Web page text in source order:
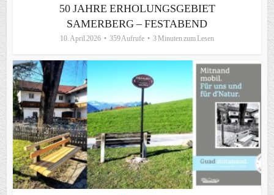
50 JAHRE ERHOLUNGSGEBIET
SAMERBERG – FESTABEND
10. April 2026 359 Aufrufe 3 Minuten zum Lesen